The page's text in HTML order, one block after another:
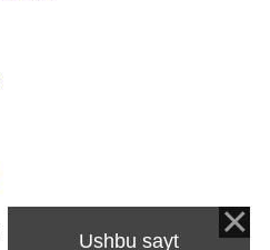
Ushbu sayt